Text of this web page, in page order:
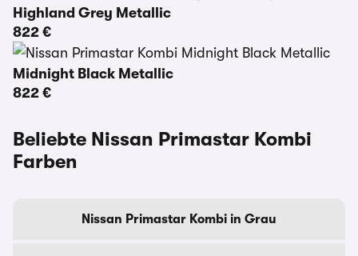
Highland Grey Metallic
822 €
Midnight Black Metallic
822 €
Beliebte Nissan Primastar Kombi
Farben
Nissan Primastar Kombi in Grau